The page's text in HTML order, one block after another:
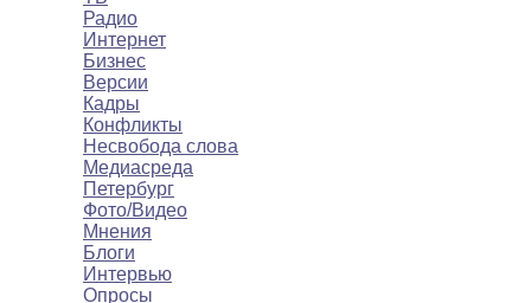
Радио
Интернет
Бизнес
Версии
Кадры
Конфликты
Несвобода слова
Медиасреда
Петербург
Фото/Видео
Мнения
Блоги
Интервью
Опросы